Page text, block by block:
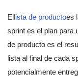
Ellista de productoes
sprint es el plan para
de producto es el
lista al final de cada
potencialmente